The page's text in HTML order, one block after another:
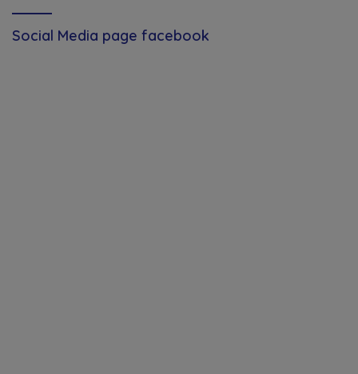
Social Media page facebook